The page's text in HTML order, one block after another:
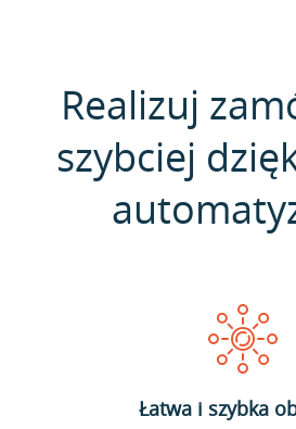
Realizuj
szybciej
Łatwa i szybka